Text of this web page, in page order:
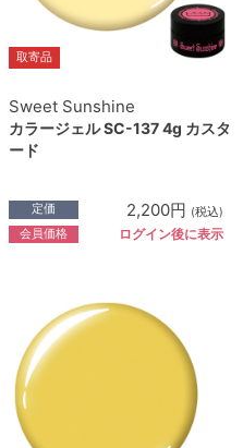
取寄品
Sweet Sunshine
カラージェル SC-137 4g カスタ
ード
定価 2,200円 (税込)
会員価格 ログイン後に表示